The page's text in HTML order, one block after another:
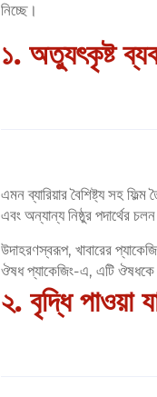
নিচ্ছে।
১. অত্যুৎকৃষ্ট
এমন ব্যারিয়ার বৈশিষ্ট্য সহ
এবং অন্যান্য নিষ্ঠুর পদার্থের
উদাহরণস্বরূপ, খাবারের
ঔষধ প্যাকেজিং-এ, এটি ঔষধকে
২. বৃদ্ধি পাওয়া